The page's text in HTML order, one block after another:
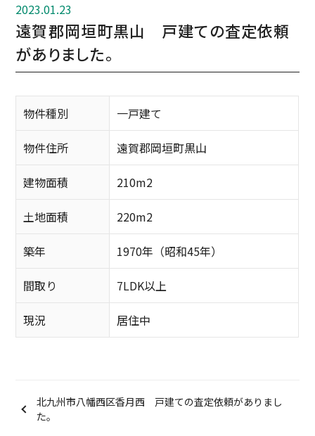
2023.01.23
遠賀郡岡垣町黒山 戸建ての査定依頼
がありました。
物件種別 一戸建て
物件住所 遠賀郡岡垣町黒山
建物面積 210m2
土地面積 220m2
築年 1970年（昭和45年）
間取り 7LDK以上
現況 居住中
北九州市八幡西区香月西 戸建ての査定依頼がありまし
た。